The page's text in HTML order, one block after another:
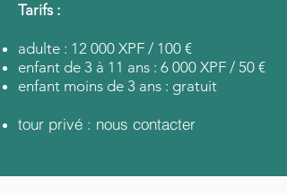
Tarifs :
adulte : 12 000 XPF / 100 €
enfant de 3 à 11 ans : 6 000 XPF / 50 €
enfant moins de 3 ans : gratuit
tour privé : nous contacter